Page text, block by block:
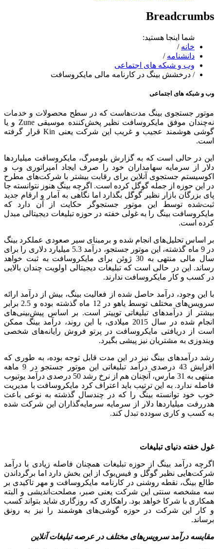
Breadcrumbs
شما اینجا هستید:
خانه /
دانشنامه /
وب و شبکه های اجتماعی
/ درخشش بینگ در کارنامه مالی مایکروسافت
وب و شبکه های اجتماعی
موتور جستجوی بینگ مدت‌هاست که در سطح محصولات و خدمات
نه‌چندان موفق مایکروسافت نظیر پخش‌کننده موسیقی Zune و یا
گوشی هوشمند عجیب و غریب این شرکت یعنی Kin قرار گرفته
است.
این در حالی است که به گزارش بلومبرگ، مایکروسافت میلیاردها
دلار از سرمایه سهامداران خود را صرف ایجاد امپراتوری وب و
اکوسیستم جستجوی آنلاین برای رقابت بیشتر با شرکت‌های مطرح
در این حوزه از جمله گوگل کرده است. اگرچه بینگ هنوز نتوانسته جا
پای بزرگان بازار نظیر گوگل بگذارد اما نگاهی به آمار و ارقام جدید
ثبت‌شده توسط این موتور جستجوگر حکایت از آن دارد که
مایکروسافت بینگ را به غولی خفته در حوزه تبلیغات دیجیتالی مبدل
کرده است.
بر اساس تحلیل‌های انجام شده و برمبنای سیر صعودی عملکرد بینگ
در 9 ماه گذشته، این موتور جستجو، درآمد 5.3 میلیارد دلاری را برای
سال مالی منتهی به 30 ژوئن برای مایکروسافت به ثبت خواهد
رساند. این در حالی است که تبلیغات دیجیتالی اولویت چندان بالایی
در کسب و کار مایکروسافت ندارند.
با این وجود، درآمد حاصل شده از فعالیت بینگ، بیش از درآمد ارائه
سرویس‌های مختلف توسط یاهو در 12 ماه گذشته بوده و 2.5 برابر
بیشتر از درآمدهای تبلیغاتی توییتر است. بر اساس پیش‌بینی‌های
انجام شده در سال 2015 میلادی، با این روند، درآمد بینگ ممکن
است از دریافتی مایکروسافت در پرتو فروش رایانه‌های شخصی
ویندوزی به مشتریان نیز پیشی بگیرد.
رشد درآمدهای بینگ نیز در این مدت قابل توجه بوده، به طوری که
افزایش 43 درصدی درآمد تبلیغاتی این موتور جستجو در 9 ماهه
منتهی به 31 مارس، آنچنان هم از نرخ رشد 50 درصدی درآمد یوتیوب
فاصله ندارد. به این ترتیب باید اعتراف کرد مایکروسافت با مدیریت
خوب خود توانسته بینگ را که در چندسال گذشته به نوعی باعث
هدررفت میلیاردها دلار از سرمایه سرمایه‌گذاران این شرکت شده
به کسب و کاری سودده تبدل کند.
غول خفته دنیای تبلیغات
اگرچه درآمد بینگ از حوزه تبلیغات همچنان فاصله زیادی با درآمد
شرکت‌هایی نظیر گوگل و فیس‌بوک از این بخش دارد اما برگرداندن
طالع بینگ، نقطه روشنی در کارنامه مایکروسافت و مهر تاکیدی بر
سه مشخصه سنتی این شرکت یعنی صبر، مصلحت‌اندیشی و البته
همکاری با شرکا خواهد بود. راهکاری که روزگاری شاید بتواند کسب
و کار این شرکت در حوزه گوشی‌های هوشمند را نیز به رونق
برساند.
مقایسه درآمد سرویس‌های مختلف در عرصه تبلیغات آنلاین